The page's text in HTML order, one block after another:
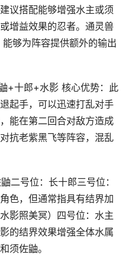
议搭配能够增强水主或须
增益效果的忍者。通灵兽
够为阵容提供额外的输出
+十郎+水影 核心优势：此
起手，可以迅速打乱对手
能在第二回合对敌方造成
抗老紫黑飞等阵容，混乱
二号位：长十郎三号位：
色，但通常指具有结界加
影照美冥）四号位：水主
的结界效果增强全体水属
须佐鼬。